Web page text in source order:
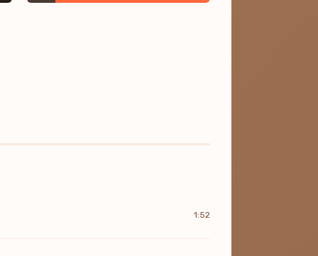
1:52